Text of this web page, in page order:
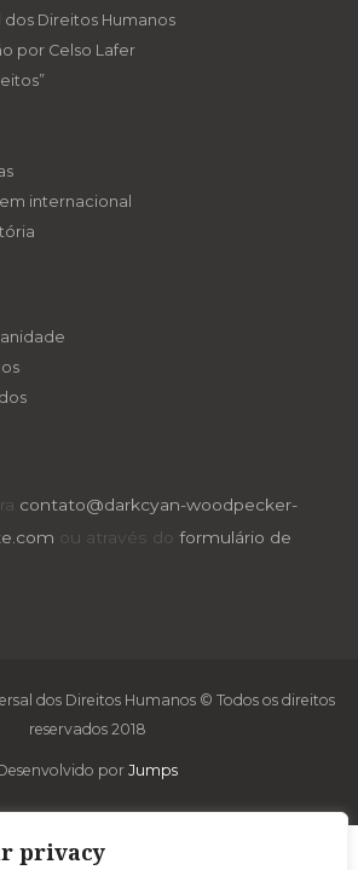
privacy
Direitos Humanos
por Celso Lafer
internacional
contato@darkcyan-woodpecker-
ou através do formulário de
dos Direitos Humanos © Todos os direitos
reservados 2018
porJumps